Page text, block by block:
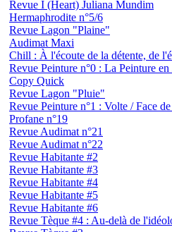
Revue I (Heart) Juliana Mundim
Hermaphrodite n°5/6
Revue Lagon "Plaine"
Audimat Maxi
Chill : À l'écoute de la détente, de
Revue Peinture n°0 : La Peinture en
Copy Quick
Revue Lagon "Pluie"
Revue Peinture n°1 : Volte / Face
Profane n°19
Revue Audimat n°21
Revue Audimat n°22
Revue Habitante #2
Revue Habitante #3
Revue Habitante #4
Revue Habitante #5
Revue Habitante #6
Revue Tèque #4 : Au-delà de